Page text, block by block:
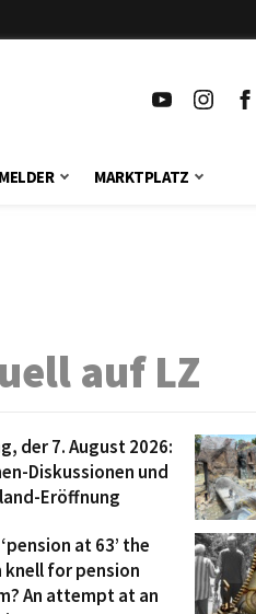
MELDER MARKTPLATZ
auf LZ
der 7. August 2026:
Diskussionen und
Eröffnung
at 63’ the
knell for pension
An attempt at an